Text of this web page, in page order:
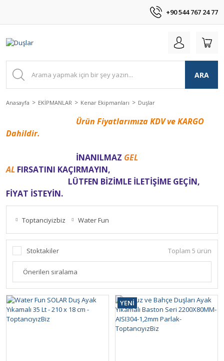
+90 544 767 24 77
ARA
Anasayfa EKİPMANLAR Kenar Ekipmanları Duşlar
Ürün Fiyatlarımıza KDV ve KARGO
Dahildir.
İNANILMAZ GEL
AL FIRSATINI KAÇIRMAYIN,
LÜTFEN BİZİMLE İLETİŞİME GEÇİN,
FİYAT İSTEYİN.
Toptanciyizbiz Water Fun
Stoktakiler Toplam 5 ürün
YENİ